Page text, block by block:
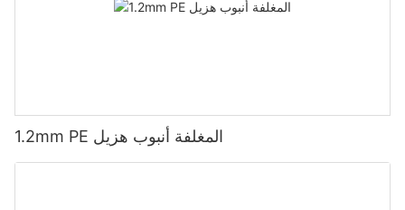
1.2mm PE المغلفة أنبوب هزيل